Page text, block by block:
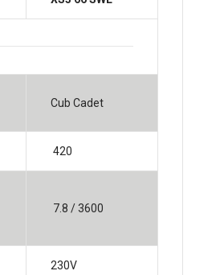
Cub Cadet
420
7.8 / 3600
230V